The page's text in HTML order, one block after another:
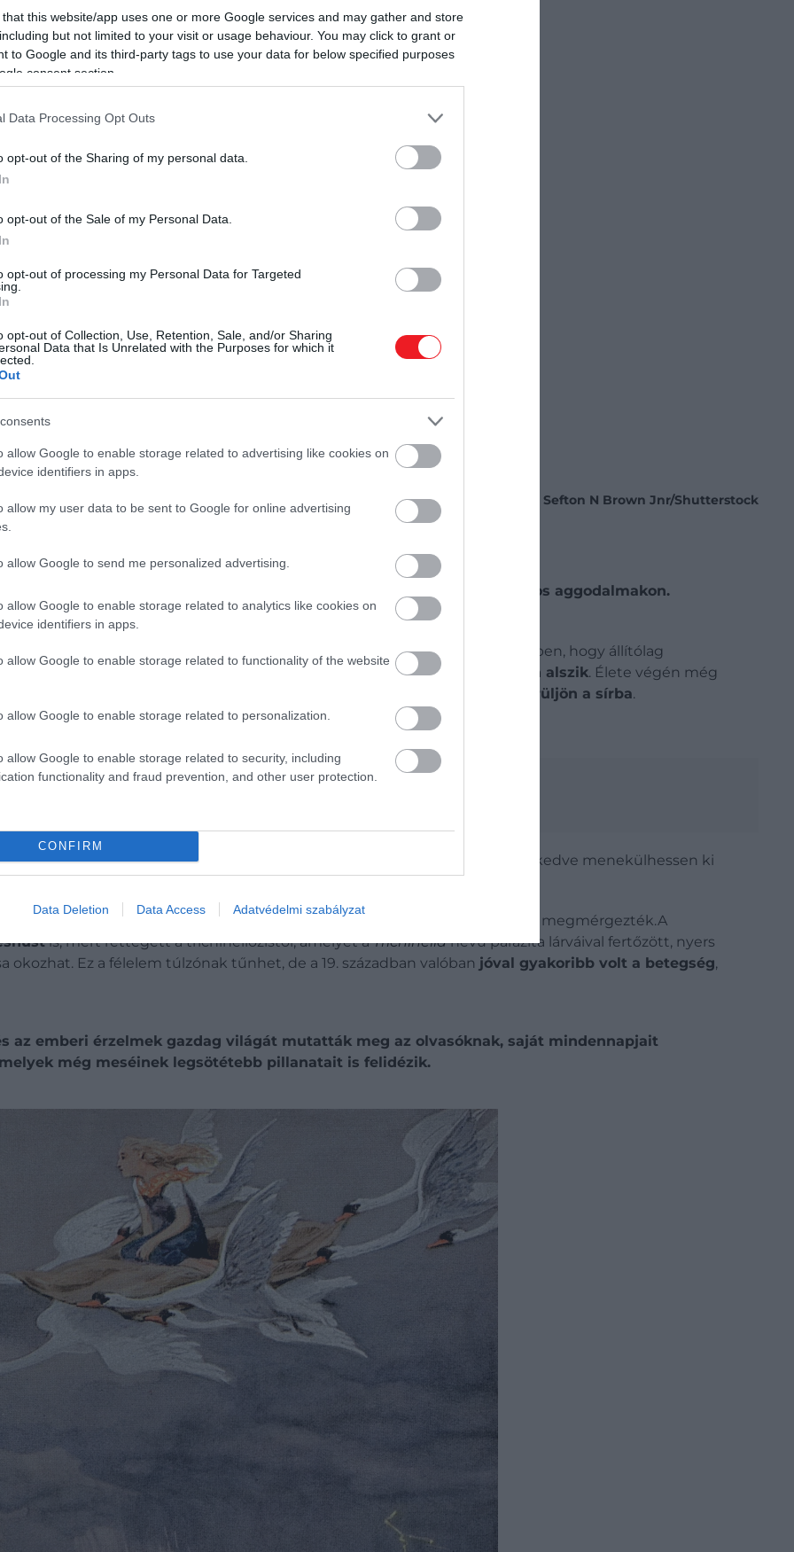
that this website/app uses one or more Google services and may gather and store
but not limited to your visit or usage behaviour. You may click to grant or
to Google and its third-party tags to use your data for below specified purposes
consent section.
Data Processing Opt Outs
opt-out of the Sharing of my personal data.
opt-out of the Sale of my Personal Data.
opt-out of processing my Personal Data for Targeted
opt-out of Collection, Use, Retention, Sale, and/or Sharing
Data that Is Unrelated with the Purposes for which it
allow Google to enable storage related to advertising like cookies on
identifiers in apps.
allow my user data to be sent to Google for online advertising
allow Google to send me personalized advertising.
allow Google to enable storage related to analytics like cookies on
identifiers in apps.
allow Google to enable storage related to functionality of the website
allow Google to enable storage related to personalization.
allow Google to enable storage related to security, including
functionality and fraud prevention, and other user protection.
CONFIRM
Data Deletion Data Access Adatvédelmi szabályzat
Sefton N Brown Jnr/Shutterstock
a fennmaradt feljegyzések alapján félelmei jóval túlmutattak az átlagos aggodalmakon.
olykor különös szokásokhoz vezettek.
rettegés
annyira erősen jelen volt az életében, hogy állítólag
amely figyelmeztette az esetleges megtalálót:
nem halt meg, csupán alszik. Élete végén még
vágja fel az ereit, nehogy véletlenül élve kerüljön a sírba.
megváltoznak gyermekkorunk kedvenc történetei
gyakran vitt magával egy kötelet, hogy tűz esetén az ablakon át leereszkedve menekülhessen ki
, és ez a szorongás több művében is visszaköszönt.
volt. Ha egy étel íze szokatlannak tűnt számára , attól tartott, hogy megmérgezték.A
is, mert rettegett a trichinellózistól, amelyet aTrichinellanevű parazita lárváival fertőzött, nyers
okozhat. Ez a félelem túlzónak tűnhet, de a 19. században valóban jóval gyakoribb volt a betegség,
az emberi érzelmek gazdag világát mutatták meg az olvasóknak, saját mindennapjait
még meséinek legsötétebb pillanatait is felidézik.